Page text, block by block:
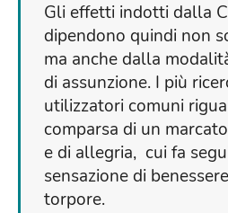
Gli effetti indotti dalla
dipendono quindi non
ma anche dalla
di assunzione. I più
utilizzatori comuni
comparsa di un
e di allegria, cui fa
sensazione di
torpore.